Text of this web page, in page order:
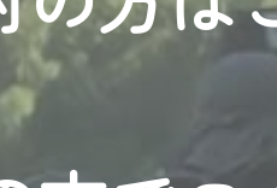
も・どこでも・外出先で
組をご視聴いただけます
ス向上のため、
部コンテンツを除き、